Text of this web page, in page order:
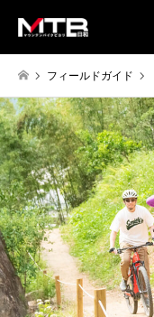
フィールドガイド